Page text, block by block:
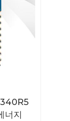
지